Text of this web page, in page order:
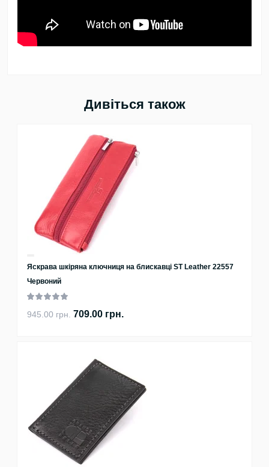
Дивіться також
Яскрава шкіряна ключниця на блискавці ST Leather 22557
Червоний
945.00 грн. 709.00 грн.